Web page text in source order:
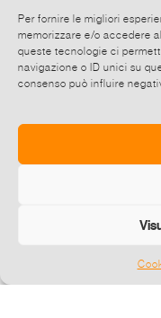
Per fornire le migliori
memorizzare e/o accedere
queste tecnologie ci
navigazione o ID unici su
consenso può influire
Share on
choose up to 5
this event.